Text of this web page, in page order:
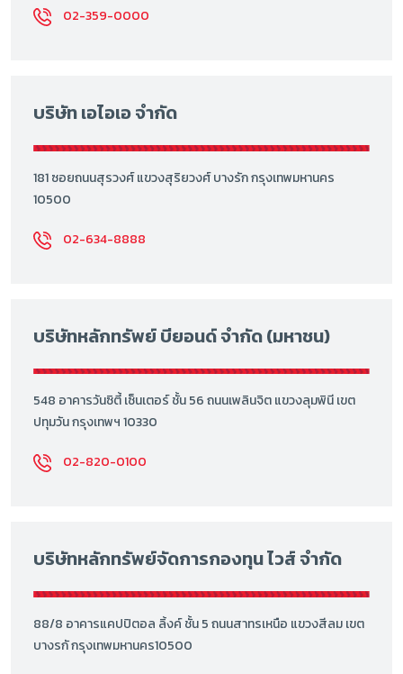
02-359-0000
บริษัท เอไอเอ จำกัด
181 ซอยถนนสุรวงศ์ แขวงสุริยวงศ์ บางรัก กรุงเทพมหานคร
10500
02-634-8888
บริษัทหลักทรัพย์ บียอนด์ จำกัด (มหาชน)
548 อาคารวันซิตี้ เซ็นเตอร์ ชั้น 56 ถนนเพลินจิต แขวงลุมพินี เขต
ปทุมวัน กรุงเทพฯ 10330
02-820-0100
บริษัทหลักทรัพย์จัดการกองทุน ไวส์ จำกัด
88/8 อาคารแคปปิตอล ลิ้งค์ ชั้น 5 ถนนสาทรเหนือ แขวงสีลม เขต
บางรกั กรุงเทพมหานคร10500